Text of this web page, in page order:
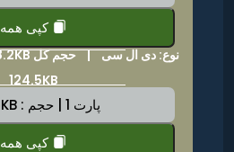
کپی همه
نوع: دی ال سی | حجم کل 118.2KB
124.5KB
پارت 1 | حجم : 124.5KB
کپی همه